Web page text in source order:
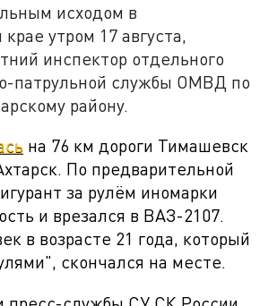
исходом в
утром 17 августа,
инспектор отдельного
патрульной службы ОМВД по
району.
на 76 км дороги Тимашевск
По предварительной
за рулём иномарки
и врезался в ВАЗ-2107.
в возрасте 21 года, который
скончался на месте.